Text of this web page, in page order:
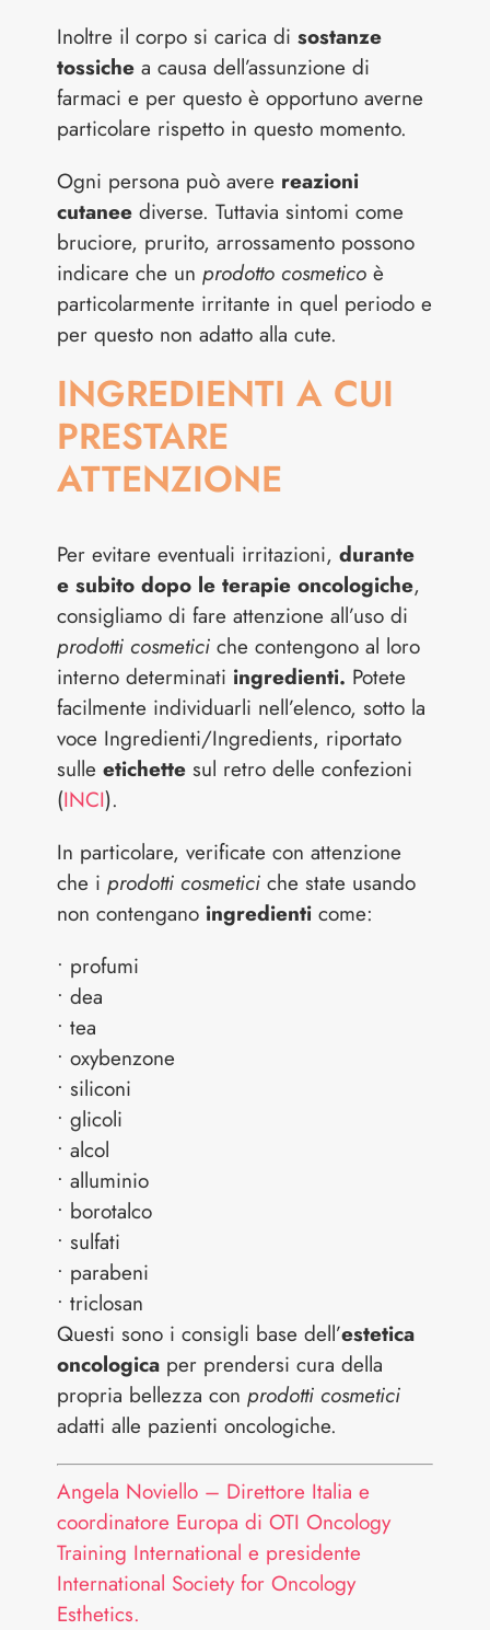
Inoltre il corpo si carica disostanze
tossiche a causa dell’assunzione di
farmaci e per questo è opportuno averne
particolare rispetto in questo momento.
Ogni persona può avere reazioni
cutanee diverse. Tuttavia sintomi come
bruciore, prurito, arrossamento possono
indicare che unprodotto cosmetico è
particolarmente irritante in quel periodo e
per questo non adatto alla cute.
INGREDIENTI A CUI
PRESTARE
ATTENZIONE
Per evitare eventuali irritazioni, durante
e subito dopo le terapie oncologiche,
consigliamo di fare attenzione all’uso di
prodotti cosmetici che contengono al loro
interno determinati ingredienti. Potete
facilmente individuarli nell’elenco, sotto la
voce Ingredienti/Ingredients, riportato
sulleetichette sul retro delle confezioni
(INCI).
In particolare, verificate con attenzione
che i prodotti cosmetici che state usando
non contengano ingredienti come:
• profumi
• dea
• tea
• oxybenzone
• siliconi
• glicoli
• alcol
• alluminio
• borotalco
• sulfati
• parabeni
• triclosan
Questi sono i consigli base dell’estetica
oncologica per prendersi cura della
propria bellezza conprodotti cosmetici
adatti alle pazienti oncologiche.
Angela Noviello – Direttore Italia e
coordinatore Europa di OTI Oncology
Training International e presidente
International Society for Oncology
Esthetics.